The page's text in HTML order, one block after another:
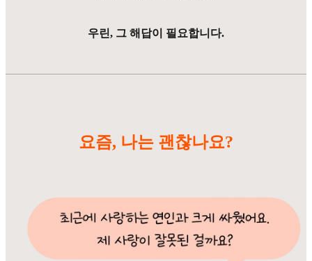
우린, 그 해답이 필요합니다.
요즘, 나는 괜찮나요?